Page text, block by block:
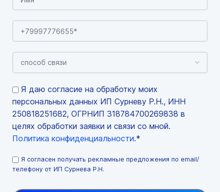
Я даю согласие на обработку моих
персональных данных ИП Сурневу Р.Н., ИНН
250818251682, ОГРНИП 318784700269838 в
целях обработки заявки и связи со мной.
Политика конфиденциальности.*
Я согласен получать рекламные предложения по email/
телефону от ИП Сурнева Р.Н.